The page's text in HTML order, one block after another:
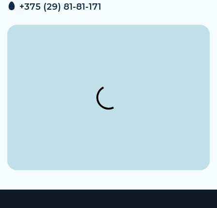
Наименование
Манометр
+375 (29) 81-81-171